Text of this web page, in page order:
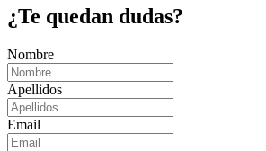
¿Te quedan dudas?
Nombre
Apellidos
Email